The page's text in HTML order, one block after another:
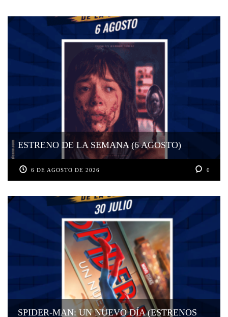
ESTRENO DE LA SEMANA (6 AGOSTO)
6 DE AGOSTO DE 2026 0
SPIDER-MAN: UN NUEVO DÍA (ESTRENOS